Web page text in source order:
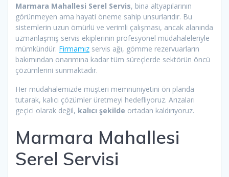
Marmara Mahallesi Serel Servis, bina altyapılarının
görünmeyen ama hayati öneme sahip unsurlarıdır. Bu
sistemlerin uzun ömürlü ve verimli çalışması, ancak alanında
uzmanlaşmış servis ekiplerinin profesyonel müdahaleleriyle
mümkündür. Firmamız servis ağı, gömme rezervuarların
bakımından onarımına kadar tüm süreçlerde sektörün öncü
çözümlerini sunmaktadır.
Her müdahalemizde müşteri memnuniyetini ön planda
tutarak, kalıcı çözümler üretmeyi hedefliyoruz. Arızaları
geçici olarak değil, kalıcı şekilde ortadan kaldırıyoruz.
Marmara Mahallesi
Serel Servisi